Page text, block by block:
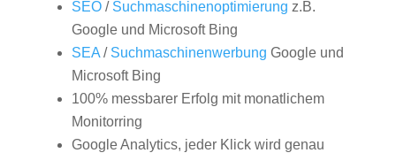
SEO/ Suchmaschinenoptimierung z.B.
Google und Microsoft Bing
SEA/ Suchmaschinenwerbung Google und
Microsoft Bing
100% messbarer Erfolg mit monatlichem
Monitorring
Google Analytics, jeder Klick wird genau